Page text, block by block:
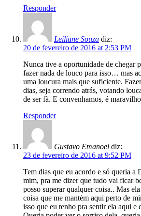
Responder
Leiliane Souza diz:
20 de fevereiro de 2016 at 2:53 PM
Nunca tive a oportunidade de chegar
fazer nada de louco para isso… mas
uma loucura mais que suficiente.
dias, seja correndo atrás, votando
de ser fã. E convenhamos, é
Responder
Gustavo Emanoel diz:
23 de fevereiro de 2016 at 9:52 PM
Tem dias que eu acordo e só queria a
mim, pra me dizer que tudo vai ficar
posso superar qualquer coisa.. Mas
coisa que me mantém aqui perto de
isso que eu tenho pra sentir ela aqui e